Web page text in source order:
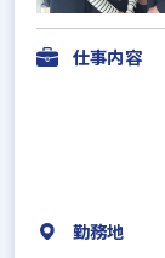
仕事内容
勤務地